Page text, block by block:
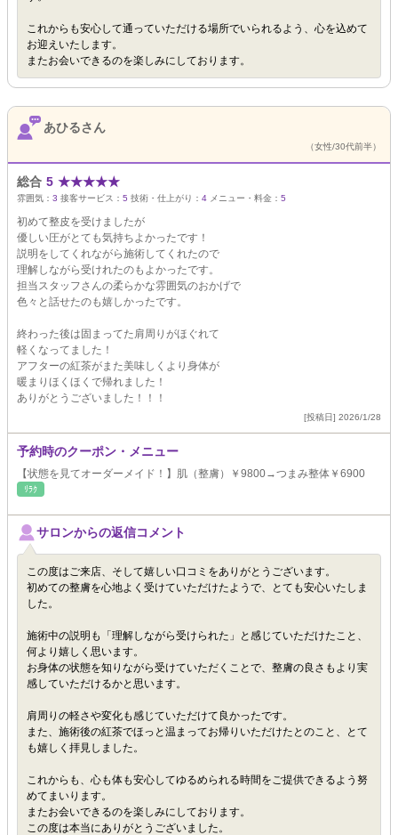
これからも安心して通っていただける場所でいられるよう、心を込めて
お迎えいたします。
またお会いできるのを楽しみにしております。
あひるさん
（女性/30代前半）
総合 5 ★★★★★
雰囲気： 3 接客サービス： 5 技術・仕上がり： 4 メニュー・料金： 5
初めて整皮を受けましたが
優しい圧がとても気持ちよかったです！
説明をしてくれながら施術してくれたので
理解しながら受けれたのもよかったです。
担当スタッフさんの柔らかな雰囲気のおかげで
色々と話せたのも嬉しかったです。
終わった後は固まってた肩周りがほぐれて
軽くなってました！
アフターの紅茶がまた美味しくより身体が
暖まりほくほくで帰れました！
ありがとうございました！！！
[投稿日] 2026/1/28
予約時のクーポン・メニュー
【状態を見てオーダーメイド！】肌（整膚）￥9800→つまみ整体￥6900
ﾘﾗｸ
サロンからの返信コメント
この度はご来店、そして嬉しい口コミをありがとうございます。
初めての整膚を心地よく受けていただけたようで、とても安心いたしま
した。
施術中の説明も「理解しながら受けられた」と感じていただけたこと、
何より嬉しく思います。
お身体の状態を知りながら受けていただくことで、整膚の良さもより実
感していただけるかと思います。
肩周りの軽さや変化も感じていただけて良かったです。
また、施術後の紅茶でほっと温まってお帰りいただけたとのこと、とて
も嬉しく拝見しました。
これからも、心も体も安心してゆるめられる時間をご提供できるよう努
めてまいります。
またお会いできるのを楽しみにしております。
この度は本当にありがとうございました。